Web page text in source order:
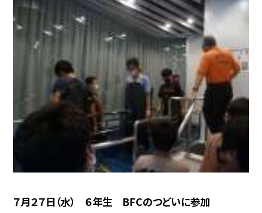
７月２７日（水） ６年生 BFCのつどいに参加